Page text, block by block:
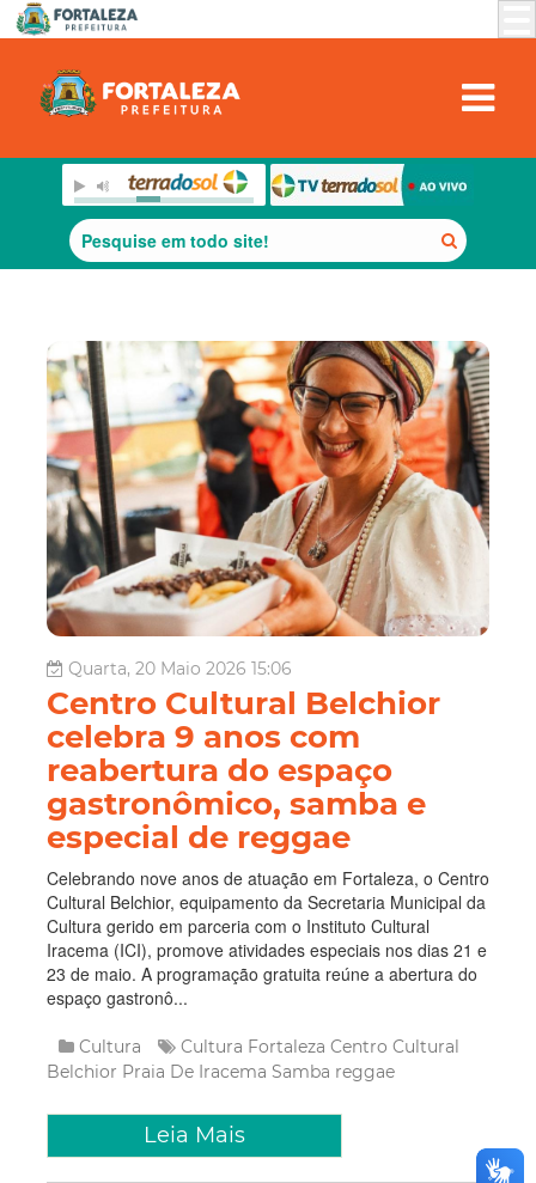
Quarta, 20 Maio 2026 15:06
Centro Cultural Belchior
celebra 9 anos com
reabertura do espaço
gastronômico, samba e
especial de reggae
Celebrando nove anos de atuação em Fortaleza, o Centro
Cultural Belchior, equipamento da Secretaria Municipal da
Cultura gerido em parceria com o Instituto Cultural
Iracema (ICI), promove atividades especiais nos dias 21 e
23 de maio. A programação gratuita reúne a abertura do
espaço gastronô...
Cultura Cultura Fortaleza Centro Cultural
Belchior Praia De Iracema Samba reggae
Leia Mais